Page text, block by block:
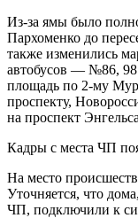
Из-за ямы было
Пархоменко до
также изменились
автобусов — №86,
площадь по 2-му
проспекту,
на проспект
Кадры с места ЧП
На место
Уточняется, что
ЧП, подключили к